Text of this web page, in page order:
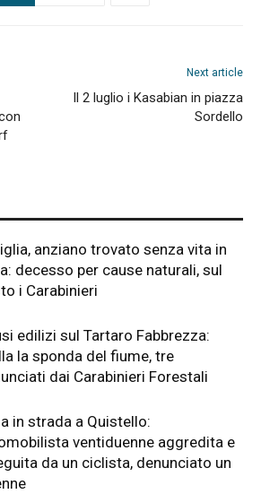
Next article
Il 2 luglio i Kasabian in piazza
Sordello
anziano trovato senza vita in
decesso per cause naturali, sul
i Carabinieri
edilizi sul Tartaro Fabbrezza:
la sponda del fiume, tre
dai Carabinieri Forestali
in strada a Quistello:
ventiduenne aggredita e
da un ciclista, denunciato un